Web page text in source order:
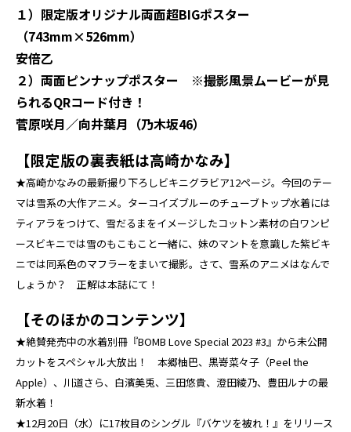
１） 限定版オリジナル両面超BIGポスター
（743mm×526mm）
安倍乙
２）両面ピンナップポスター ※撮影風景ムービーが見
られるQRコード付き！
菅原咲月／向井葉月（乃木坂46）
【限定版の裏表紙は高崎かなみ】
★高崎かなみの最新撮り下ろしビキニグラビア12ページ。今回のテー
マは雪系の大作アニメ。ターコイズブルーのチューブトップ水着には
ティアラをつけて、雪だるまをイメージしたコットン素材の白ワンピ
ースビキニでは雪のもこもこと一緒に、妹のマントを意識した紫ビキ
ニでは同系色のマフラーをまいて撮影。さて、雪系のアニメはなんで
しょうか？ 正解は本誌にて！
【そのほかのコンテンツ】
★絶賛発売中の水着別冊『BOMB Love Special 2023 #3』から未公開
カットをスペシャル大放出！ 本郷柚巴、黒嵜菜々子（Peel the
Apple）、川道さら、白濱美兎、三田悠貴、澄田綾乃、豊田ルナの最
新水着！
★12月20日（水）に17枚目のシングル『バケツを被れ！』をリリース